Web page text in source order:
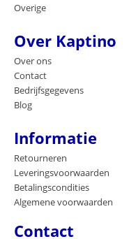
Overige
Over Kaptino
Over ons
Contact
Bedrijfsgegevens
Blog
Informatie
Retourneren
Leveringsvoorwaarden
Betalingscondities
Algemene voorwaarden
Contact